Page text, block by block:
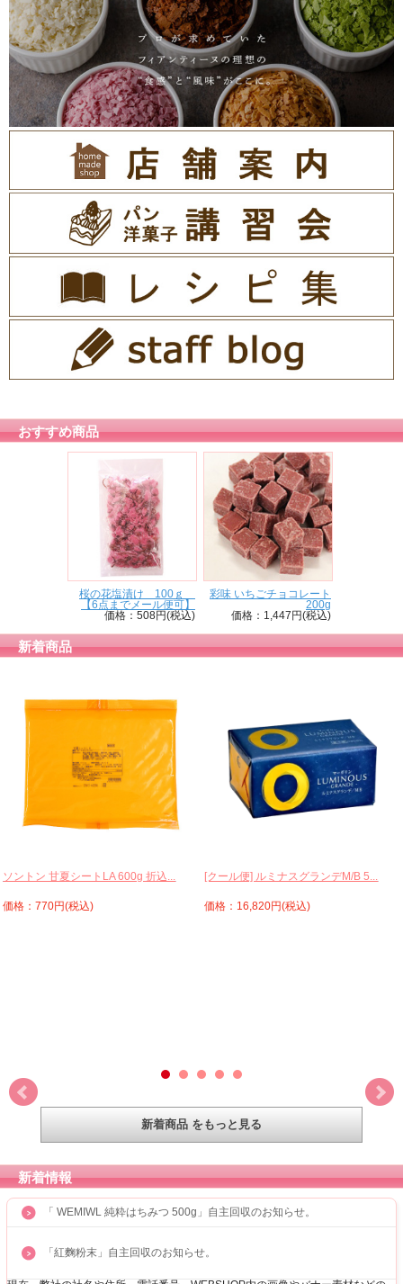
おすすめ商品
桜の花塩漬け 100ｇ
【6点までメール便可】
価格：508円(税込)
彩味 いちごチョコレート
200g
価格：1,447円(税込)
新着商品
ソントン 甘夏シートLA 600g 折込...
価格：770円(税込)
[クール便] ルミナスグランデM/B 5...
価格：16,820円(税込)
新着商品 をもっと見る
新着情報
「 WEMIWL 純粋はちみつ 500g」自主回収のお知らせ。
「紅麴粉末」自主回収のお知らせ。